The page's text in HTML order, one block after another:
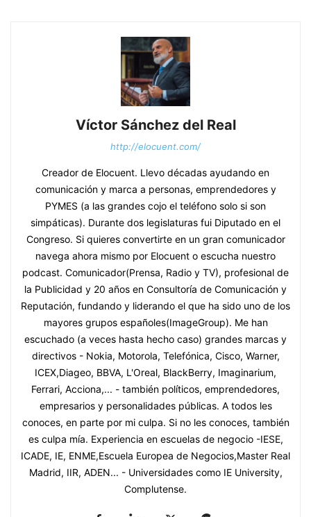
Víctor Sánchez del Real
http://elocuent.com/
Creador de Elocuent. Llevo décadas ayudando en
comunicación y marca a personas, emprendedores y
PYMES (a las grandes cojo el teléfono solo si son
simpáticas). Durante dos legislaturas fui Diputado en el
Congreso. Si quieres convertirte en un gran comunicador
navega ahora mismo por Elocuent o escucha nuestro
podcast. Comunicador(Prensa, Radio y TV), profesional de
la Publicidad y 20 años en Consultoría de Comunicación y
Reputación, fundando y liderando el que ha sido uno de los
mayores grupos españoles(ImageGroup). Me han
escuchado (a veces hasta hecho caso) grandes marcas y
directivos - Nokia, Motorola, Telefónica, Cisco, Warner,
ICEX,Diageo, BBVA, L'Oreal, BlackBerry, Imaginarium,
Ferrari, Acciona,... - también políticos, emprendedores,
empresarios y personalidades públicas. A todos les
conoces, en parte por mi culpa. Si no les conoces, también
es culpa mía. Experiencia en escuelas de negocio -IESE,
ICADE, IE, ENME,Escuela Europea de Negocios,Master Real
Madrid, IIR, ADEN... - Universidades como IE University,
Complutense.